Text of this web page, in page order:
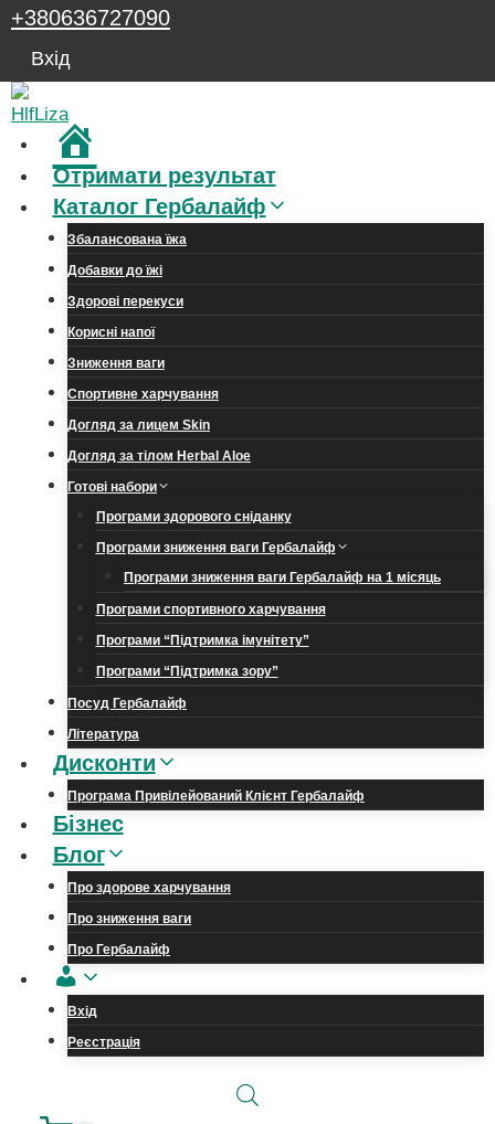
Перейти
+380636727090
Вхід
Отримати результат
Каталог Гербалайф
Збалансована їжа
Добавки до їжі
Здорові перекуси
Корисні напої
Зниження ваги
Спортивне харчування
Догляд за лицем Skin
Догляд за тілом Herbal Aloe
Готові набори
Програми здорового сніданку
Програми зниження ваги Гербалайф
Програми зниження ваги Гербалайф на 1 місяць
Програми спортивного харчування
Програми “Підтримка імунітету”
Програми “Підтримка зору”
Посуд Гербалайф
Література
Дисконти
Програма Привілейований Клієнт Гербалайф
Бізнес
Блог
Про здорове харчування
Про зниження ваги
Про Гербалайф
Обліковий
запис
Вхід
Реєстрація